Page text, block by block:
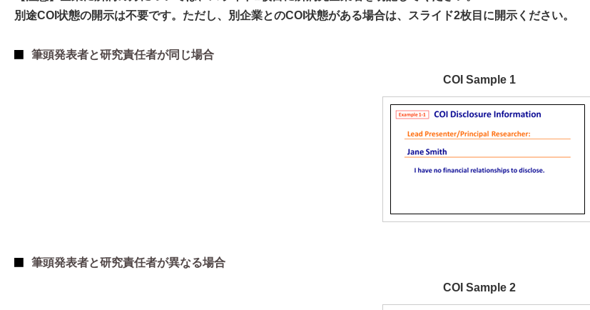
別途COI状態の開示は不要です。ただし、別企業とのCOI状態がある場合は、スライド2枚目に開示ください。
筆頭発表者と研究責任者が同じ場合
COI Sample 1
筆頭発表者と研究責任者が異なる場合
COI Sample 2